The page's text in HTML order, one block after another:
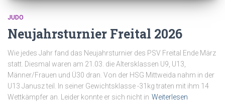
JUDO
Neujahrsturnier Freital 2026
Wie jedes Jahr fand das Neujahrsturnier des PSV Freital Ende März
statt. Diesmal waren am 21.03. die Altersklassen U9, U13,
Männer/Frauen und Ü30 dran. Von der HSG Mittweida nahm in der
U13 Janusz teil. In seiner Gewichtsklasse -31kg traten mit ihm 14
Wettkämpfer an. Leider konnte er sich nicht in Weiterlesen